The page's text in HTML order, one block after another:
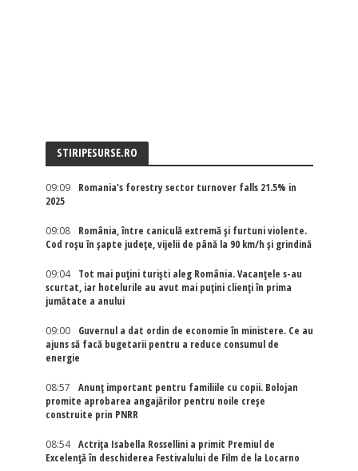
STIRIPESURSE.RO
09:09
Romania's forestry sector turnover falls 21.5% in
2025
09:08
România, între caniculă extremă și furtuni violente.
Cod roșu în șapte județe, vijelii de până la 90 km/h și grindină
09:04
Tot mai puțini turiști aleg România. Vacanțele s-au
scurtat, iar hotelurile au avut mai puțini clienți în prima
jumătate a anului
09:00
Guvernul a dat ordin de economie în ministere. Ce au
ajuns să facă bugetarii pentru a reduce consumul de
energie
08:57
Anunț important pentru familiile cu copii. Bolojan
promite aprobarea angajărilor pentru noile creșe
construite prin PNRR
08:54
Actriţa Isabella Rossellini a primit Premiul de
Excelenţă în deschiderea Festivalului de Film de la Locarno